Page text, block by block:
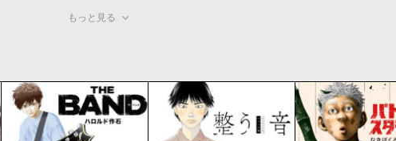
もっと見る